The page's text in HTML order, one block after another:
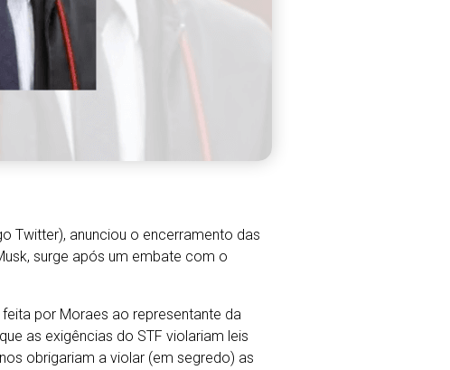
Twitter), anunciou o encerramento das
surge após um embate com o
por Moraes ao representante da
as exigências do STF violariam leis
obrigariam a violar (em segredo) as